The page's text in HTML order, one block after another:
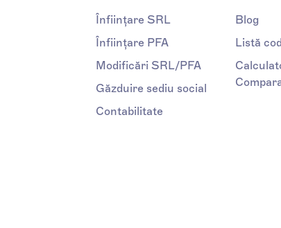
Înființare SRL
Înființare PFA
Modificări SRL/PFA
Găzduire sediu social
Contabilitate
Blog
Listă